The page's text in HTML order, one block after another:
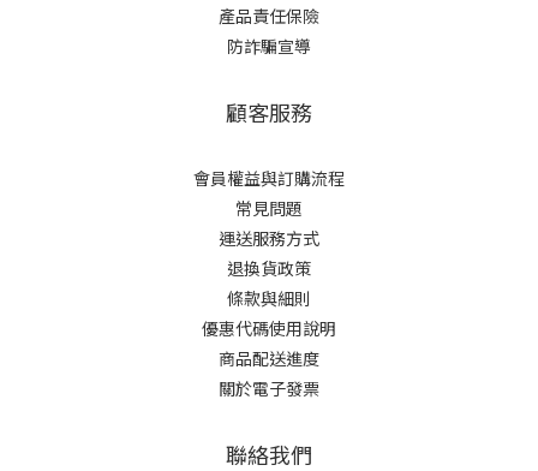
產品責任保險
防詐騙宣導
顧客服務
會員權益與訂購流程
常見問題
運送服務方式
退換貨政策
條款與細則
優惠代碼使用說明
商品配送進度
關於電子發票
聯絡我們